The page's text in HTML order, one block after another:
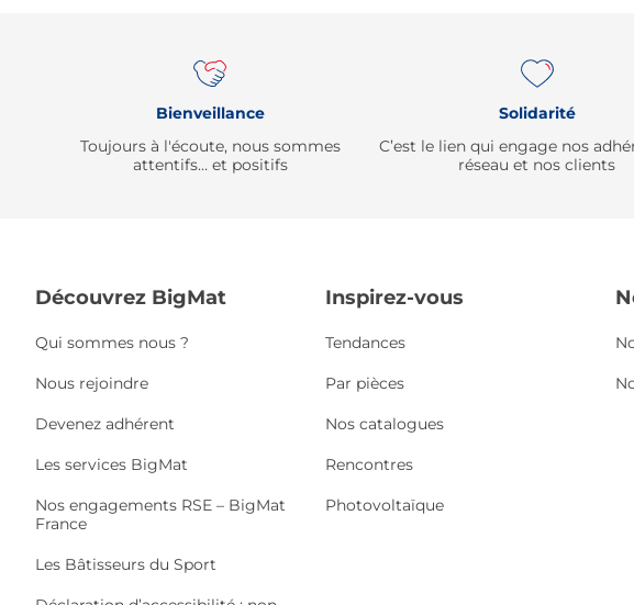
Bienveillance
Toujours à l'écoute, nous sommes
attentifs… et positifs
Solidarité
C’est le lien qui engage nos
réseau et nos clients
Découvrez BigMat
Qui sommes nous ?
Nous rejoindre
Devenez adhérent
Les services BigMat
Nos engagements RSE – BigMat
France
Les Bâtisseurs du Sport
Inspirez-vous
Tendances
Par pièces
Nos catalogues
Rencontres
Photovoltaïque